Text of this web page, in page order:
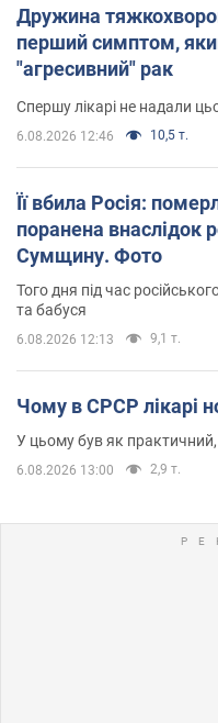
Дружина
перший симптом,
"агресивний" рак
Спершу лікарі не надали
6.08.2026 12:46 10,5 т.
Її вбила Росія:
поранена внаслідок
Сумщину. Фото
Того дня під час
та бабуся
6.08.2026 12:13 9,1 т.
Чому в СРСР лікарі
У цьому був як практичний,
6.08.2026 13:00 2,9 т.